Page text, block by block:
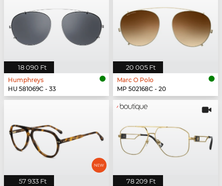
18 090 Ft
Humphreys
HU 581069C - 33
20 005 Ft
Marc O Polo
MP 502168C - 20
57 933 Ft 78 209 Ft